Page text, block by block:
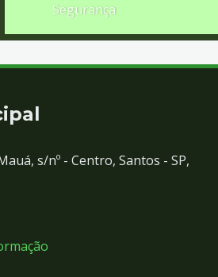
Segurança
s/nº - Centro, Santos - SP,